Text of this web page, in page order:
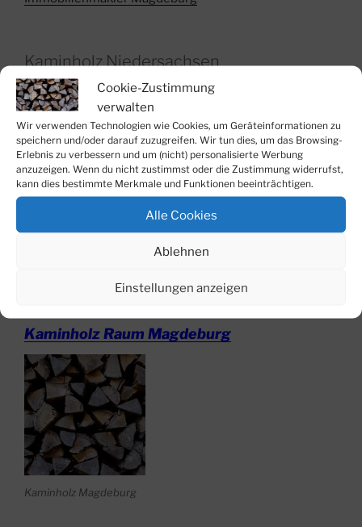
Cookie-Zustimmung
verwalten
Wir verwenden Technologien wie Cookies, um Geräteinformationen zu
speichern und/oder darauf zuzugreifen. Wir tun dies, um das Browsing-
Erlebnis zu verbessern und um (nicht) personalisierte Werbung
anzuzeigen. Wenn du nicht zustimmst oder die Zustimmung widerrufst,
kann dies bestimmte Merkmale und Funktionen beeinträchtigen.
Alle Cookies
Ablehnen
Einstellungen anzeigen
Kaminholz Niedersachsen
Kaminholz Lieferung bis Wolfsburg
Kaminholz Raum Magdeburg
Kaminholz Magdeburg